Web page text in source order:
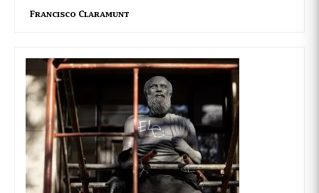
Francisco Claramunt